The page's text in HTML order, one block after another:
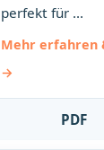
perfekt für ...
Mehr erfahren
PDF